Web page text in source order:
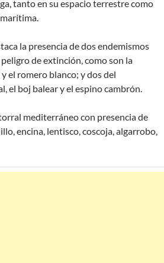
tanto en su espacio terrestre como
la presencia de dos endemismos
de extinción, como son la
el romero blanco; y dos del
el boj balear y el espino cambrón.
mediterráneo con presencia de
encina, lentisco, coscoja, algarrobo,